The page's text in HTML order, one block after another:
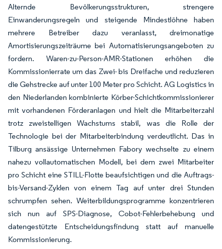
Alternde Bevölkerungsstrukturen, strengere
Einwanderungsregeln und steigende Mindestlöhne haben
mehrere Betreiber dazu veranlasst, dreimonatige
Amortisierungszeiträume bei Automatisierungsangeboten zu
fordern. Waren-zu-Person-AMR-Stationen erhöhen die
Kommissionierrate um das Zwei- bis Dreifache und reduzieren
die Gehstrecke auf unter 100 Meter pro Schicht. AG Logistics in
den Niederlanden kombinierte Körber-Schichtkommissionierer
mit vorhandenen Förderanlagen und hielt die Mitarbeiterzahl
trotz zweistelligen Wachstums stabil, was die Rolle der
Technologie bei der Mitarbeiterbindung verdeutlicht. Das in
Tilburg ansässige Unternehmen Fabory wechselte zu einem
nahezu vollautomatischen Modell, bei dem zwei Mitarbeiter
pro Schicht eine STILL-Flotte beaufsichtigen und die Auftrags-
bis-Versand-Zyklen von einem Tag auf unter drei Stunden
schrumpfen sehen. Weiterbildungsprogramme konzentrieren
sich nun auf SPS-Diagnose, Cobot-Fehlerbehebung und
datengestützte Entscheidungsfindung statt auf manuelle
Kommissionierung.